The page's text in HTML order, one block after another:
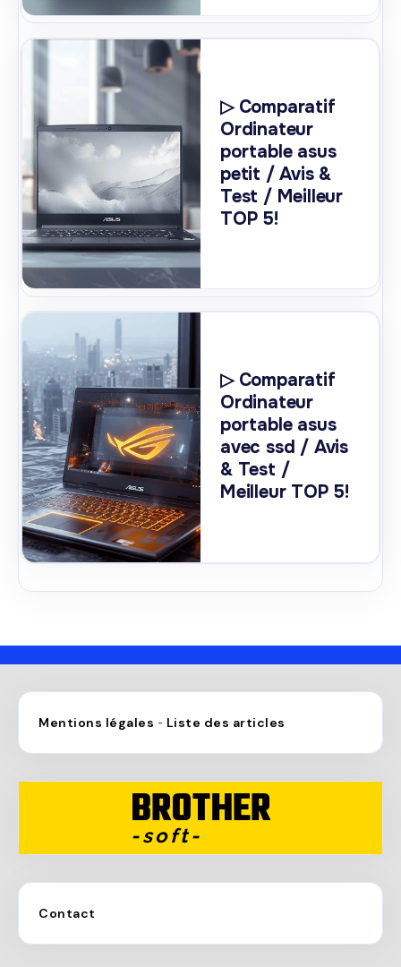
▷ Comparatif
Ordinateur
portable asus
petit / Avis &
Test / Meilleur
TOP 5!
▷ Comparatif
Ordinateur
portable asus
avec ssd / Avis
& Test /
Meilleur TOP 5!
Mentions légales - Liste des articles
BROTHER
-soft-
Contact